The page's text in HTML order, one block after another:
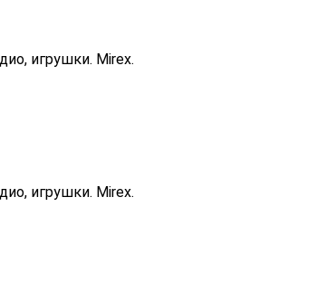
игрушки. Mirex.
игрушки. Mirex.